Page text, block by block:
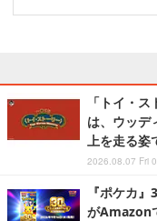
「トイ・
は、ウッデ
上を走る姿
2026.08.07 Fri
『ポケカ
がAmazon